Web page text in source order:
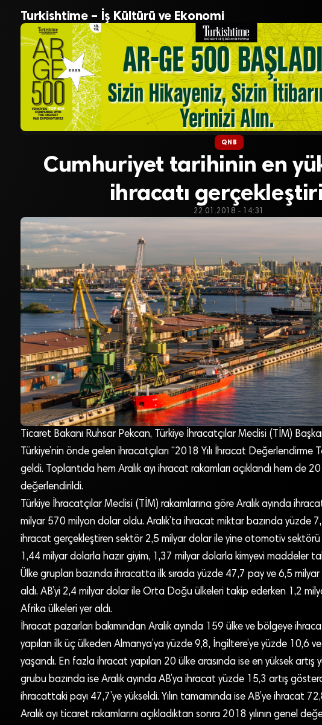
Turkishtime – İş Kültürü ve Ekonomi
QNB
Cumhuriyet tarihinin en
ihracatı
22.01.2018 - 14:31
Ticaret Bakanı Ruhsar Pekcan, Türkiye İhracatçılar Meclisi (TİM)
Türkiye’nin önde gelen ihracatçıları “2018 Yılı İhracat Değerlendirme
geldi. Toplantıda hem Aralık ayı ihracat rakamları açıklandı hem de
değerlendirildi.
Türkiye İhracatçılar Meclisi (TİM) rakamlarına göre Aralık ayında
milyar 570 milyon dolar oldu. Aralık’ta ihracat miktar bazında yüzde
ihracat gerçekleştiren sektör 2,5 milyar dolar ile yine otomotiv
1,44 milyar dolarla hazır giyim, 1,37 milyar dolarla kimyevi maddeler
Ülke grupları bazında ihracatta ilk sırada yüzde 47,7 pay ve 6,5
aldı. AB’yi 2,4 milyar dolar ile Orta Doğu ülkeleri takip ederken 1,2
Afrika ülkeleri yer aldı.
İhracat pazarları bakımından Aralık ayında 159 ülke ve bölgeye
yapılan ilk üç ülkeden Almanya’ya yüzde 9,8, İngiltere’ye yüzde 10,6
yaşandı. En fazla ihracat yapılan 20 ülke arasında ise en yüksek artış
grubu bazında ise Aralık ayında AB’ya ihracat yüzde 15,3 artış
ihracattaki payı 47,7’ye yükseldi. Yılın tamamında ise AB’ye ihracat
Aralık ayı ticaret rakamlarını açıkladıktan sonra 2018 yılının genel